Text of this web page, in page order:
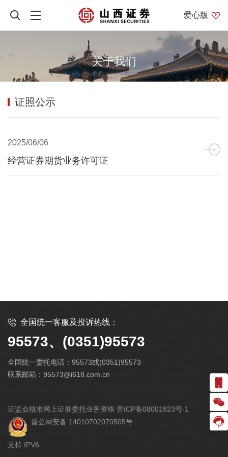
爱心版
关于我们
证照公示
2025/06/06
经营证券期货业务许可证
全国统一客服及投诉热线：
95573、(0351)95573
全国统一委托电话：95573或(0351)95573
联系邮箱：95573@i618.com.cn
证监会核准网上证券委托业务资格 晋ICP备08001823号-1
晋公网安备 14010702070505号
支持 IPV6